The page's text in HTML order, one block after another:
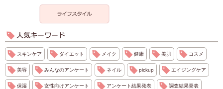
スキンケア ダイエット メイク 健康 美肌 コスメ
美容 みんなのアンケート ネイル pickup エイジングケア
保湿 女性向けアンケート アンケート結果発表 調査結果発表